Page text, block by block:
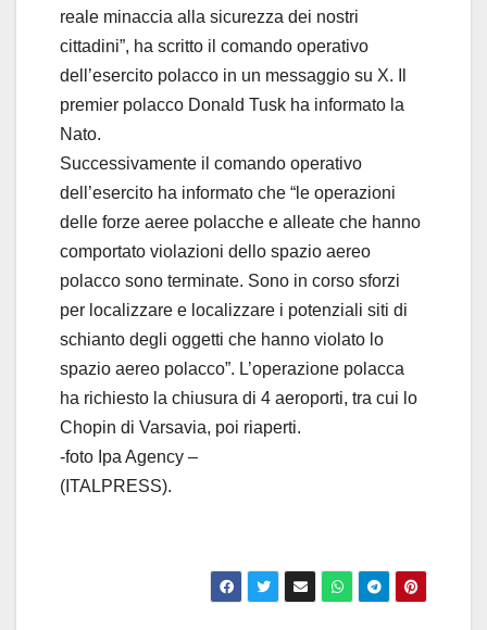
reale minaccia alla sicurezza dei nostri
cittadini”, ha scritto il comando operativo
dell’esercito polacco in un messaggio su X. Il
premier polacco Donald Tusk ha informato la
Nato.
Successivamente il comando operativo
dell’esercito ha informato che “le operazioni
delle forze aeree polacche e alleate che hanno
comportato violazioni dello spazio aereo
polacco sono terminate. Sono in corso sforzi
per localizzare e localizzare i potenziali siti di
schianto degli oggetti che hanno violato lo
spazio aereo polacco”. L’operazione polacca
ha richiesto la chiusura di 4 aeroporti, tra cui lo
Chopin di Varsavia, poi riaperti.
-foto Ipa Agency –
(ITALPRESS).